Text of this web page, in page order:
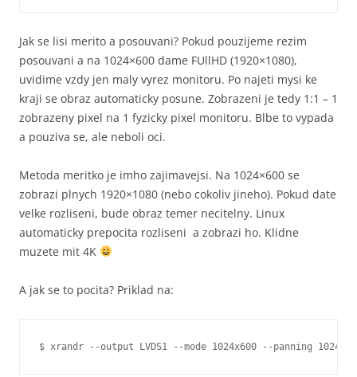
Jak se lisi merito a posouvani? Pokud pouzijeme rezim
posouvani a na 1024×600 dame FUllHD (1920×1080),
uvidime vzdy jen maly vyrez monitoru. Po najeti mysi ke
kraji se obraz automaticky posune. Zobrazeni je tedy 1:1 – 1
zobrazeny pixel na 1 fyzicky pixel monitoru. Blbe to vypada
a pouziva se, ale neboli oci.
Metoda meritko je imho zajimavejsi. Na 1024×600 se
zobrazi plnych 1920×1080 (nebo cokoliv jineho). Pokud date
velke rozliseni, bude obraz temer necitelny. Linux
automaticky prepocita rozliseni a zobrazi ho. Klidne
muzete mit 4K
A jak se to pocita? Priklad na:
$ xrandr --output LVDS1 --mode 1024x600 --panning